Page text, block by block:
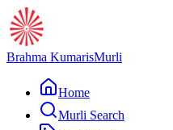
Brahma KumarisMurli
Home
Murli Search